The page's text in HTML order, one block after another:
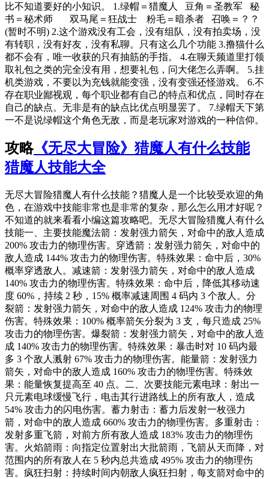
比不知道要好的小知识。 1.绿帽＝猎魔人 豆角＝圣教军 秘
书＝秘术师 双马尾＝狂战士 粉毛＝暗杀者 召唤＝？？
(暂时不明) 2.这个游戏没有工会，没有组队，没有拍卖场，没
有转职，没有好友，没有私聊。只有这么几个功能 3.撸猫什么
都不会有，唯一收获的只有抽筋的手指。 4.在聊天频道里打领
取礼包之类的完全没有用，想要礼包，问大佬怎么弄啊。 5.挂
机类游戏，不要以为充钱就能变强，没有变强还怪游戏。 6.不
存在职业鄙视观，每个职业都有自己的特点和优点，同时存在
自己的缺点。无非是有的缺点比优点明显罢了。 7.绿帽天下第
一不是说绿帽这个角色无敌，而是老玩家对游戏的一种信仰。
攻略《无尽大冒险》猎魔人有什么技能
猎魔人技能大全
无尽大冒险猎魔人有什么技能？猎魔人是一个比较受欢迎的角
色，在游戏中技能非常也是非常的复杂，那么怎么用才好呢？
不知道的就来看看小编这篇攻略吧。无尽大冒险猎魔人有什么
技能一、主要技能魔法箭：发射强力箭矢，对命中的敌人造成
200% 攻击力的物理伤害。穿透箭：发射强力箭矢，对命中的
敌人造成 144% 攻击力的物理伤害。特殊效果：命中后，30%
概率穿透敌人。减速箭：发射强力箭矢，对命中的敌人造成
140% 攻击力的物理伤害。特殊效果：命中后，降低其移动速
度 60%，持续 2 秒，15% 概率减速周围 4 码内 3 个敌人。分
裂箭：发射强力箭矢，对命中的敌人造成 124% 攻击力的物理
伤害。特殊效果：100% 概率箭矢分裂为 3 支，每只造成 25%
攻击力的物理伤害。爆裂箭：发射强力箭矢，对命中的敌人造
成 140% 攻击力的物理伤害。特殊效果：暴击时对 10 码内最
多 3 个敌人溅射 67% 攻击力的物理伤害。能量箭：发射强力
箭矢，对命中的敌人造成 160% 攻击力的物理伤害。特殊效
果：能量恢复提高至 40 点。二、次要技能元素电球：射出一
只元素电球缓慢飞行，电击其行进路线上的所有敌人，造成
54% 攻击力的闪电伤害。蓄力射击：蓄力后发射一枚强力
箭，对命中的敌人造成 660% 攻击力的物理伤害。多重射击：
发射多重飞箭，对前方所有敌人造成 183% 攻击力的物理伤
害。火焰箭雨：向指定位置射出大批箭雨，飞箭从天而降，对
范围内的所有敌人在 5 秒内总共造成 495% 攻击力的物理伤
害。疯狂扫射：持续时间内朝敌人疯狂扫射，每支箭对命中的